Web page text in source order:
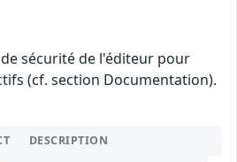
sécurité de l'éditeur pour
(cf. section Documentation).
DESCRIPTION